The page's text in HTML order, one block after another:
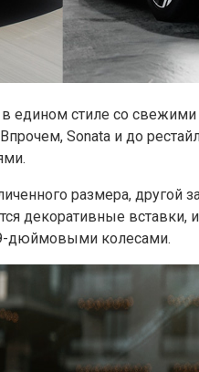
едином стиле со
Sonata и до
размера, другой
декоративные
дюймовыми колесами.